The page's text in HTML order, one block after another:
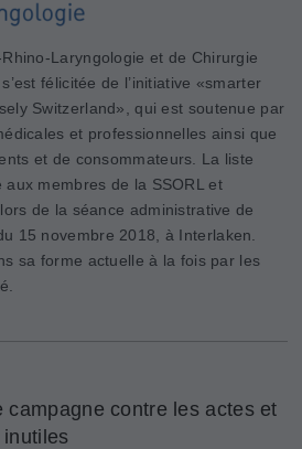
Laryngologie et de Chirurgie
félicitée de l’initiative «smarter
Switzerland», qui est soutenue par
et professionnelles ainsi que
et de consommateurs. La liste
membres de la SSORL et
de la séance administrative de
15 novembre 2018, à Interlaken.
sa forme actuelle à la fois par les
campagne contre les actes et